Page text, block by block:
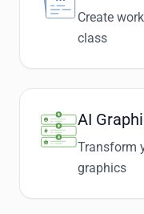
Create
class
AI
Transform
graphics